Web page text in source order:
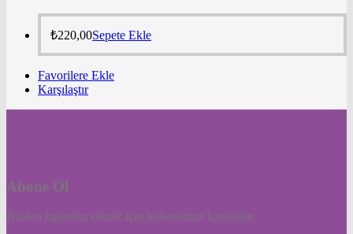
₺220,00Sepete Ekle
Favorilere Ekle
Karşılaştır
Abone Ol
Bizden haberdar olmak için bültenimize kaydolun